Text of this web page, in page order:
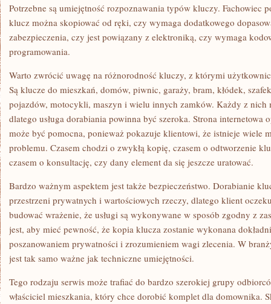
Potrzebne są umiejętność rozpoznawania typów kluczy. Fachowiec
klucz można skopiować od ręki, czy wymaga dodatkowego
zabezpieczenia, czy jest powiązany z elektroniką, czy wymaga
programowania.
Warto zwrócić uwagę na różnorodność kluczy, z którymi
Są klucze do mieszkań, domów, piwnic, garaży, bram, kłódek,
pojazdów, motocykli, maszyn i wielu innych zamków. Każdy z nich
dlatego usługa dorabiania powinna być szeroka. Strona internetowa
może być pomocna, ponieważ pokazuje klientowi, że istnieje wiele
problemu. Czasem chodzi o zwykłą kopię, czasem o odtworzenie
czasem o konsultację, czy dany element da się jeszcze uratować.
Bardzo ważnym aspektem jest także bezpieczeństwo. Dorabianie
przestrzeni prywatnych i wartościowych rzeczy, dlatego klient
budować wrażenie, że usługi są wykonywane w sposób zgodny z
jest, aby mieć pewność, że kopia klucza zostanie wykonana
poszanowaniem prywatności i zrozumieniem wagi zlecenia. W
jest tak samo ważne jak techniczne umiejętności.
Tego rodzaju serwis może trafiać do bardzo szerokiej grupy
właściciel mieszkania, który chce dorobić komplet dla domownika.